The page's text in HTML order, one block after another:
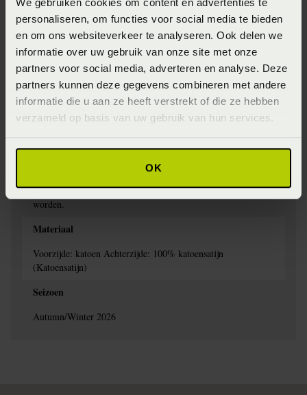
We gebruiken cookies om content en advertenties te
personaliseren, om functies voor social media te bieden
en om ons websiteverkeer te analyseren. Ook delen we
informatie over uw gebruik van onze site met onze
partners voor social media, adverteren en analyse. Deze
partners kunnen deze gegevens combineren met andere
informatie die u aan ze heeft verstrekt of die ze hebben
verzameld op basis van uw gebruik van hun services.
OK
Artikelnummer
8718471539784
Wasinstructie
Het is aan te bevelen om dekbedovertrekken met donkere
kleuren te wassen op maximaal 40°C en dekbedovertrekken
met lichte kleuren op maximaal 60°C. Was binnenstebuiten
dekbedovertrek kunt genieten. Het dekbedovertrek kan op
lage temperatuur gedroogd worden in de droger. Haal het
direct uit zodat het zo min mogelijk kreukt en je niet hoeft te
strijken. Indien nodig kan het op hoge temperatuur gestreken
worden.
Materiaal
Voorzijde: katoen Achterzijde: 100% katoensatijn
(Katoensatijn)
Seizoen
Autumn/Winter 2026